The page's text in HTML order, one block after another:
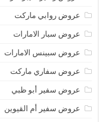
عروض روابي ماركت
عروض سبار الامارات
عروض سبينس الامارات
عروض سفاري ماركت
عروض سفير أبو ظبي
عروض سفير أم القيوين